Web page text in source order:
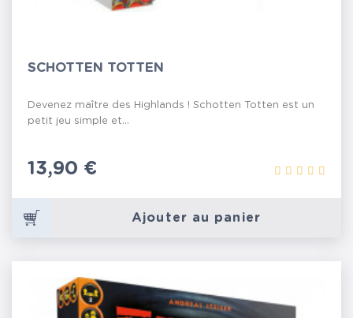
SCHOTTEN TOTTEN
Devenez maître des Highlands ! Schotten Totten est un
petit jeu simple et...
Prix
13,90 €
Ajouter au panier